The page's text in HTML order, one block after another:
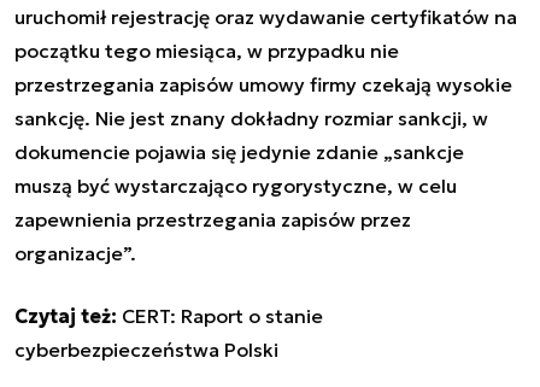
uruchomił rejestrację oraz wydawanie certyfikatów na
początku tego miesiąca, w przypadku nie
przestrzegania zapisów umowy firmy czekają wysokie
sankcję. Nie jest znany dokładny rozmiar sankcji, w
dokumencie pojawia się jedynie zdanie „sankcje
muszą być wystarczająco rygorystyczne, w celu
zapewnienia przestrzegania zapisów przez
organizacje”.
Czytaj też: CERT: Raport o stanie
cyberbezpieczeństwa Polski